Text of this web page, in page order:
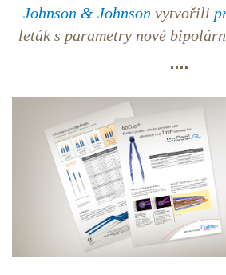
Johnson & Johnson vytvořili
leták s parametry nové